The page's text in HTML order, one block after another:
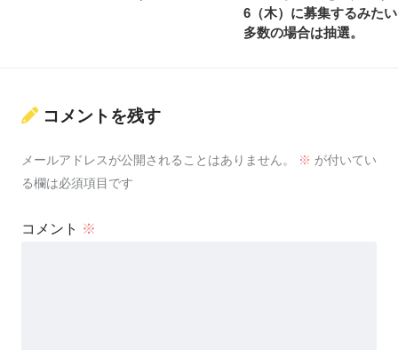
6（木）に募集するみた
多数の場合は抽選。
コメントを残す
メールアドレスが公開されることはありません。 ※ が付いてい
る欄は必須項目です
コメント ※